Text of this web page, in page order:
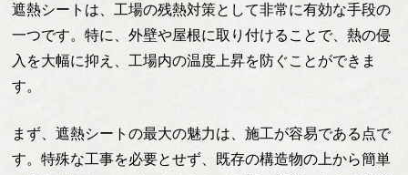
遮熱シートは、工場の残熱対策として非常に有効な手段の
一つです。特に、外壁や屋根に取り付けることで、熱の侵
入を大幅に抑え、工場内の温度上昇を防ぐことができま
す。
まず、遮熱シートの最大の魅力は、施工が容易である点で
す。特殊な工事を必要とせず、既存の構造物の上から簡単